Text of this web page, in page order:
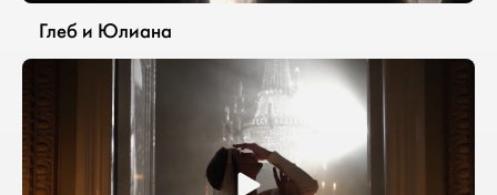
Глеб и Юлиана